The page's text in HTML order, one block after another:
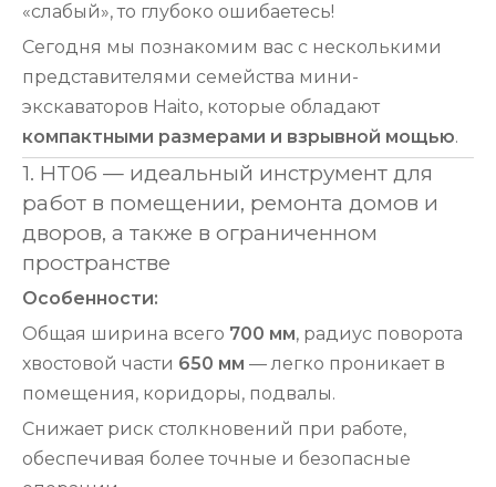
«слабый», то глубоко ошибаетесь!
Сегодня мы познакомим вас с несколькими
представителями семейства мини-
экскаваторов Haito, которые обладают
компактными размерами и взрывной мощью.
1. HT06 — идеальный инструмент для
работ в помещении, ремонта домов и
дворов, а также в ограниченном
пространстве
Особенности:
Общая ширина всего 700 мм, радиус поворота
хвостовой части 650 мм — легко проникает в
помещения, коридоры, подвалы.
Снижает риск столкновений при работе,
обеспечивая более точные и безопасные